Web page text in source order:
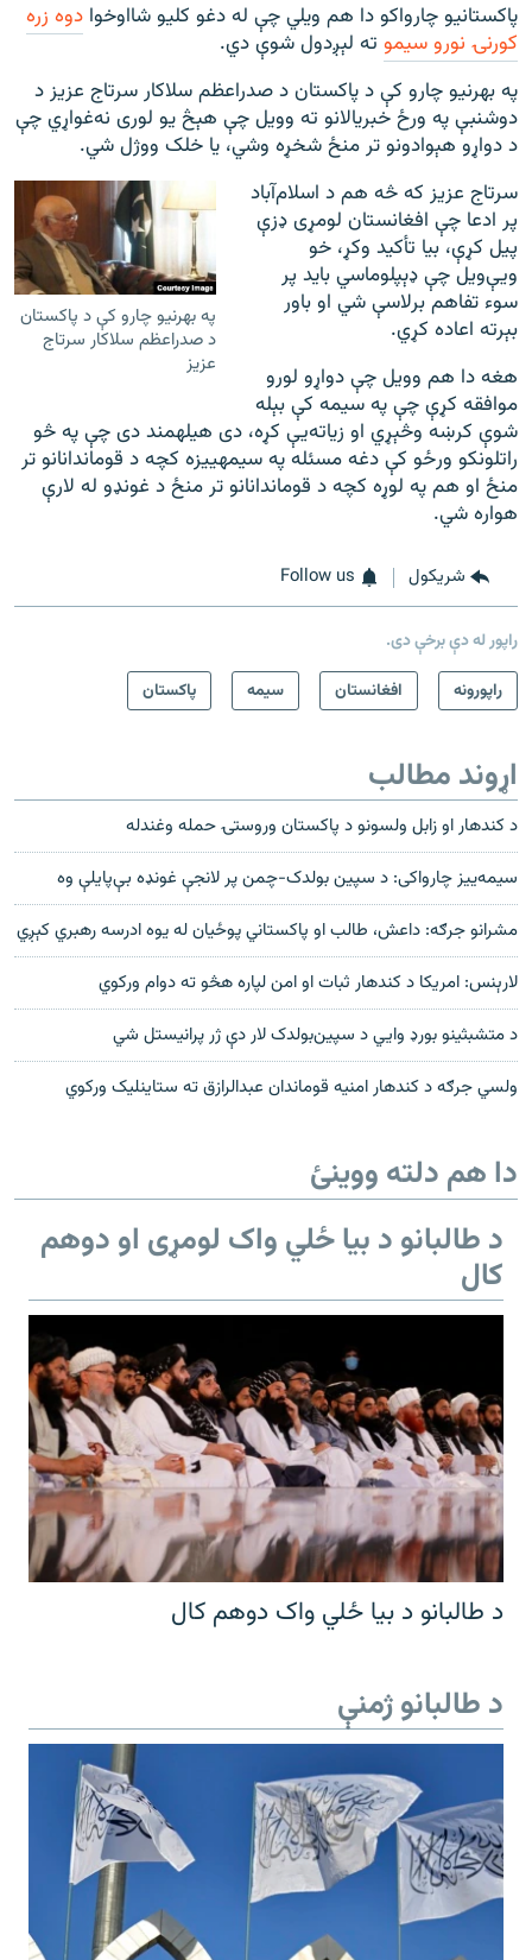
پاکستانيو چارواکو دا هم ویلي چې له دغو کلیو شااوخوا دوه زره
کورنۍ نورو سیمو ته لېږدول شوې دي.
په بهرنیو چارو کې د پاکستان د صدراعظم سلاکار سرتاج عزیز د
دوشنبې په ورځ خبریالانو ته وویل چې هېڅ یو لوری نه‌غواړي چې
د دواړو هېوادونو تر منځ شخړه وشي، یا خلک ووژل شي.
په بهرنیو چارو کې د پاکستان
د صدراعظم سلاکار سرتاج
عزیز
سرتاج عزیز که څه هم د اسلام‌آباد
پر ادعا چې افغانستان لومړی ډزې
پیل کړې، بیا تأکید وکړ، خو
ویې‌ویل چې ډېپلوماسي باید پر
سوء تفاهم برلاسې شي او باور
بېرته اعاده کړي.
هغه دا هم وویل چې دواړو لورو
موافقه کړې چې په سیمه کې بېله
شوې کرښه وڅېړي او زیاته‌یې کړه، دی هیله‎مند دی چې په څو
راتلونکو ورځو کې دغه مسئله په سیمه‎ییزه کچه د قوماندانانو تر
منځ او هم په لوړه کچه د قوماندانانو تر منځ د غونډو له لارې
هواره شي.
شريکول Follow us
راپور له دې برخې دی.
راپورونه
افغانستان سيمه پاکستان
اړوند مطالب
د کندهار او زابل ولسونو د پاکستان وروستۍ حمله وغندله
سیمه‌ییز چارواکی: د سپین بولدک-چمن پر لانجې غونډه بې‌پایلې وه
مشرانو جرګه: داعش، طالب او پاکستاني پوځيان له یوه ادرسه رهبري کېږي
لارېنس: امریکا د کندهار ثبات او امن لپاره هڅو ته دوام ورکوي
د متشبثینو بورډ وایي د سپین‌بولدک لار دې ژر پرانیستل شي
ولسي جرګه د کندهار امنیه قوماندان عبدالرازق ته ستاینلیک ورکوي
دا هم دلته ووینئ
د طالبانو د بیا ځلي واک لومړی او دوهم
کال
د طالبانو د بیا ځلي واک دوهم کال
د طالبانو ژمنې